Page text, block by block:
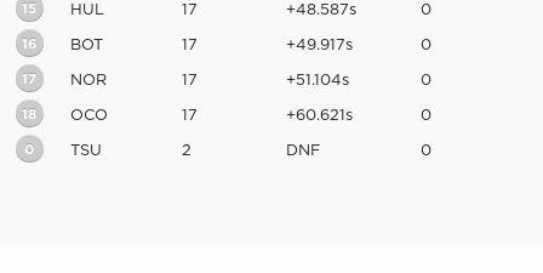
15 HUL 17 +48.587s 0
16 BOT 17 +49.917s 0
17 NOR 17 +51.104s 0
18 OCO 17 +60.621s 0
0 TSU 2 DNF 0